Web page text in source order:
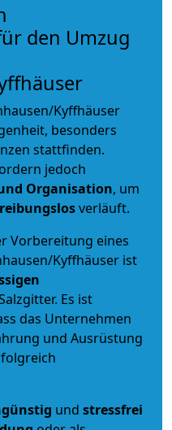
den Umzug
Kyffhäuser
besonders
stattfinden.
jedoch
Organisation, um
reibungslosverläuft.
Vorbereitung eines
Kyffhäuser ist
Es ist
das Unternehmen
und Ausrüstung
und stressfrei